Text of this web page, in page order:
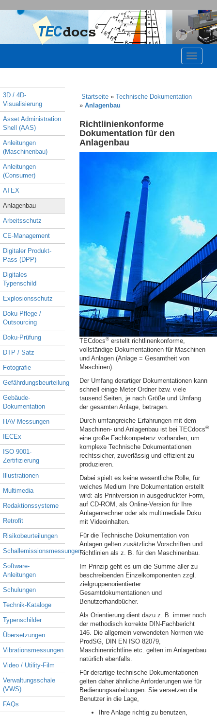
3D / 4D-
Visualisierung
Asset Administration
Shell (AAS)
Anleitungen
(Maschinenbau)
Anleitungen
(Consumer)
ATEX
Anlagenbau
Arbeitsschutz
CE-Management
Digitaler Produkt-
Pass (DPP)
Digitales
Typenschild
Explosionsschutz
Doku-Pflege /
Outsourcing
Doku-Prüfung
DTP / Satz
Fotografie
Gefährdungsbeurteilung
Gebäude-
Dokumentation
HAV-Messungen
IECEx
ISO 9001-
Zertifizierung
Illustrationen
Multimedia
Redaktionssysteme
Retrofit
Risikobeurteilungen
Schallemissionsmessungen
Software-
Anleitungen
Schulungen
Technik-Kataloge
Typenschilder
Übersetzungen
Vibrationsmessungen
Video / Utility-Film
Verwaltungsschale
(VWS)
FAQs
Startseite »Technische Dokumentation
»Anlagenbau
Richtlinienkonforme
Dokumentation für den
Anlagenbau
TECdocs®erstellt richtlinenkonforme,
vollständige Dokumentationen für Maschinen
und Anlagen (Anlage = Gesamtheit von
Maschinen).
Der Umfang derartiger Dokumentationen kann
schnell einige Meter Ordner bzw. viele
tausend Seiten, je nach Größe und Umfang
der gesamten Anlage, betragen.
Durch umfangreiche Erfahrungen mit dem
Maschinen- und Anlagenbau ist bei TECdocs®
eine große Fachkompetenz vorhanden, um
komplexe Technische Dokumentationen
rechtssicher, zuverlässig und effizient zu
produzieren.
Dabei spielt es keine wesentliche Rolle, für
welches Medium Ihre Dokumentation erstellt
wird: als Printversion in ausgedruckter Form,
auf CD-ROM, als Online-Version für Ihre
Anlagenrechner oder als multimediale Doku
mit Videoinhalten.
Für die Technische Dokumentation von
Anlagen gelten zusätzliche Vorschriften und
Richtlinien als z. B. für den Maschinenbau.
Im Prinzip geht es um die Summe aller zu
beschreibenden Einzelkomponenten zzgl.
zielgruppenorientierter
Gesamtdokumentationen und
Benutzerhandbücher.
Als Orientierung dient dazu z. B. immer noch
der methodisch korrekte DIN-Fachbericht
146. Die allgemein verwendeten Normen wie
ProdSG, DIN EN ISO 82079,
Maschinenrichtline etc. gelten im Anlagenbau
natürlich ebenfalls.
Für derartige technische Dokumentationen
gelten daher ähnliche Anforderungen wie für
Bedienungsanleitungen: Sie versetzen die
Benutzer in die Lage,
Ihre Anlage richtig zu benutzen,